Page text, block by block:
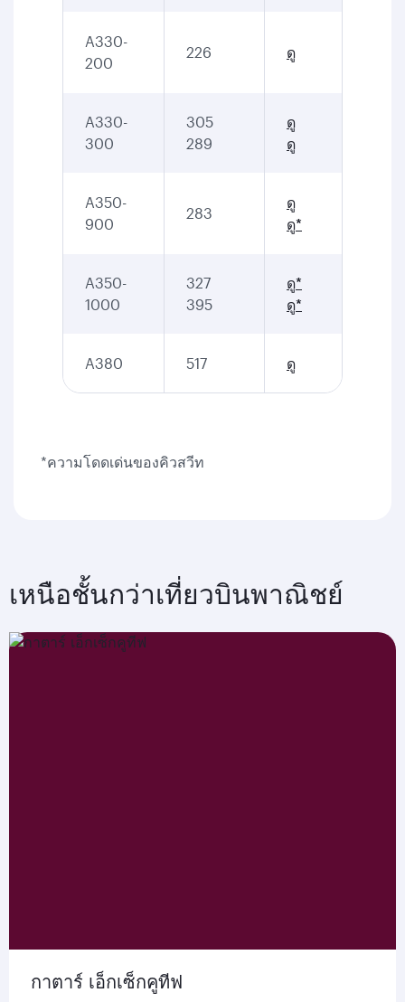
A330-
200
226 ดู
A330-
300
305
289
ดู
ดู
A350-
900
283
ดู
ดู*
A350-
1000
327
395
ดู*
ดู*
A380 517 ดู
*ความโดดเด่นของคิวสวีท
เหนือชั้นกว่าเที่ยวบินพาณิชย์
กาตาร์ เอ็กเซ็กคูทีฟ